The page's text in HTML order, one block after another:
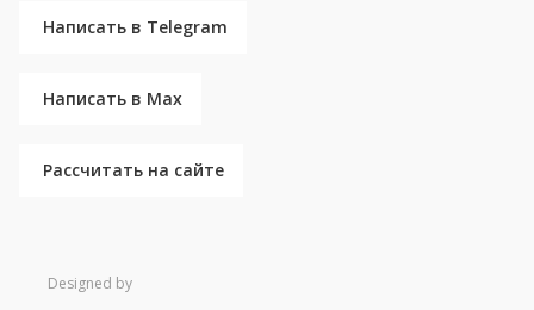
Написать в Telegram
Написать в Max
Рассчитать на сайте
Designed by